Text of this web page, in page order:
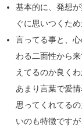
基本的に、発想
ぐに思いつくた
言ってる事と、
わる二面性から
えてるのか良く
あまり言葉で愛
思ってくれてる
いのも特徴です